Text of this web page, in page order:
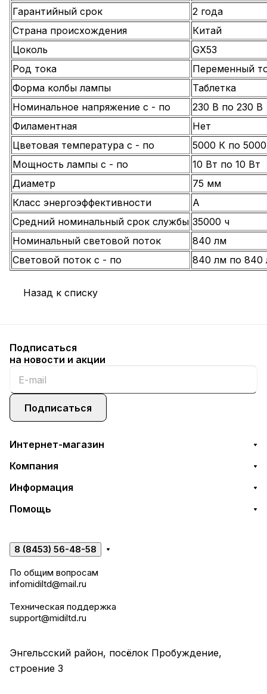
Гарантийный срок
2 года
Страна происхождения
Китай
Цоколь
GX53
Род тока
Переменный
Форма колбы лампы
Таблетка
Номинальное напряжение с - по
230 В по 230 В
Филаментная
Нет
Цветовая температура с - по
5000 К по
Мощность лампы с - по
10 Вт по 10 Вт
Диаметр
75 мм
Класс энергоэффективности
A
Средний номинальный срок службы 35000 ч
Номинальный световой поток
840 лм
Световой поток с - по
840 лм по 840
Назад к списку
Подписаться
на новости и акции
Подписаться
Интернет-магазин
Компания
Информация
Помощь
8 (8453) 56-48-58
По общим вопросам
infomidiltd@mail.ru
Техническая поддержка
support@midiltd.ru
Энгельсский район, посёлок Пробуждение,
строение 3